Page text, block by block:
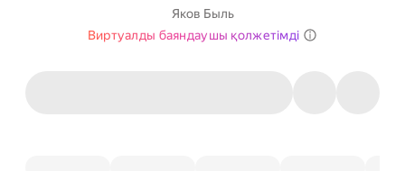
Яков Быль
Виртуалды баяндаушы қолжетімді